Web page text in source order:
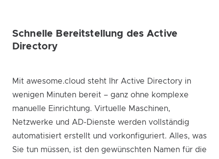
Schnelle Bereitstellung des Active
Directory
Mit awesome.cloud steht Ihr Active Directory in
wenigen Minuten bereit – ganz ohne komplexe
manuelle Einrichtung. Virtuelle Maschinen,
Netzwerke und AD-Dienste werden vollständig
automatisiert erstellt und vorkonfiguriert. Alles, was
Sie tun müssen, ist den gewünschten Namen für die